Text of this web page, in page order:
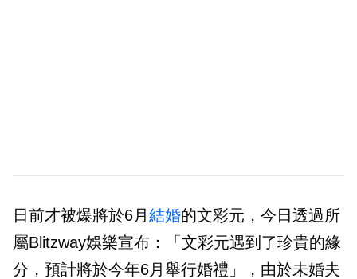
日前才被爆將於6月 結婚的文彩元，今日透過所
屬Blitzway娛樂宣布：「文彩元遇到了珍貴的緣
分，預計將於今年6月舉行婚禮」，由於未婚夫